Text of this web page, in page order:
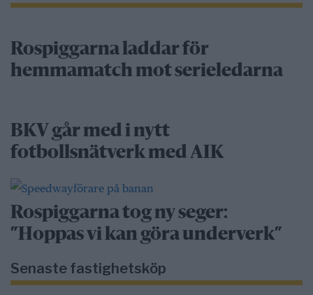
Rospiggarna laddar för
hemmamatch mot serieledarna
BKV går med i nytt
fotbollsnätverk med AIK
Rospiggarna tog ny seger:
”Hoppas vi kan göra underverk”
Senaste fastighetsköp